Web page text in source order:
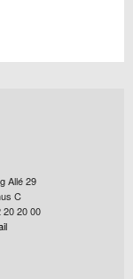
Allé 29
C
20 20 00